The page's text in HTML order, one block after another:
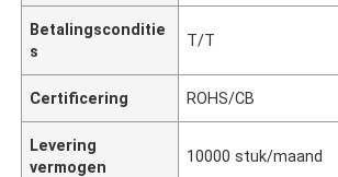
Betalingsconditie
s
T/T
Certificering ROHS/CB
Levering
vermogen
10000 stuk/maand